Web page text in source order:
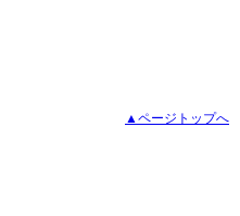
▲ページトップへ